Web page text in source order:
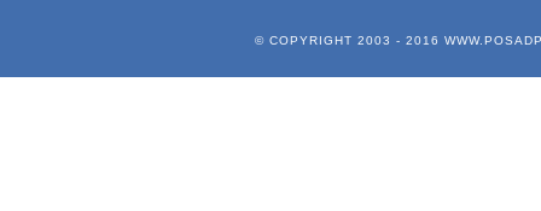
© COPYRIGHT 2003 - 2016